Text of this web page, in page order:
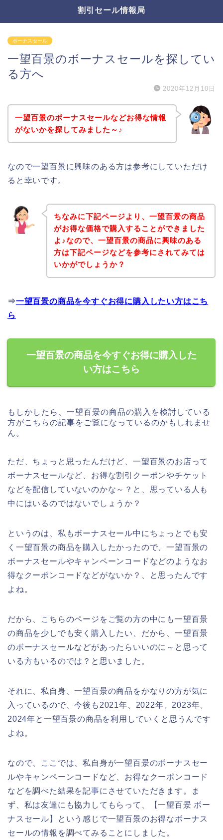
割引セール情報局
ボーナスセール
一望百景のボーナスセールを探してい
る方へ
2020年12月10日
一望百景のボーナスセールなどお得な情報
がないかを探してみました～♪
なので一望百景に興味のある方は参考にしていただけ
ると幸いです。
ちなみに下記ページより、一望百景の商品
がお得な価格で購入することができました
よ♪なので、一望百景の商品に興味のある
方は下記ページなどを参考にされてみては
いかがでしょうか？
⇒一望百景の商品を今すぐお得に購入したい方はこち
ら
一望百景の商品を今すぐお得に購入した
い方はこちら
もしかしたら、一望百景の商品の購入を検討している
方がこちらの記事をご覧になっているのかもしれませ
ん。
ただ、ちょっと思ったんだけど、一望百景のお店って
ボーナスセールなど、お得な割引クーポンやチケット
などを配信していないのかな～？と、思っている人も
中にはいるのではないでしょうか？
というのは、私もボーナスセール中にちょっとでも安
く一望百景の商品を購入したかったので、一望百景の
ボーナスセールやキャンペーンコードなどのようなお
得なクーポンコードなどがないか？、と思ったんです
よね。
だから、こちらのページをご覧の方の中にも一望百景
の商品を少しでも安く購入したい、だから、一望百景
のボーナスセールなどがあったらいいのに～と思って
いる方もいるのでは？と思いました。
それに、私自身、一望百景の商品をかなりの方が気に
入っているので、今後も2021年、2022年、2023年、
2024年と一望百景の商品を利用していくと思うんです
よね。
なので、ここでは、私自身が一望百景のボーナスセー
ルやキャンペーンコードなど、お得なクーポンコード
などを調べた結果を記事にさせていただきます。ま
ず、私は友達にも協力してもらって、【一望百景 ボー
ナスセール】という感じで一望百景のお得なボーナス
セールの情報を調べてみることにしました。